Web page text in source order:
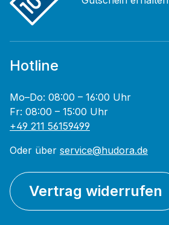
Hotline
Mo–Do: 08:00 – 16:00 Uhr
Fr: 08:00 – 15:00 Uhr
+49 211 56159499
Oder über service@hudora.de
Vertrag widerrufen